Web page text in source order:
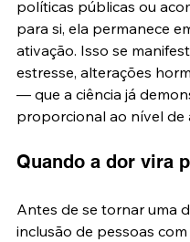
políticas públicas ou
para si, ela permanece
ativação. Isso se
estresse, alterações
— que a ciência já
proporcional ao nível de
Quando a dor vira
Antes de se tornar uma
inclusão de pessoas